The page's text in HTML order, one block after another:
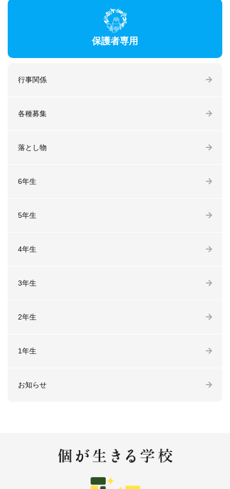
保護者専用
行事関係
各種募集
落とし物
6年生
5年生
4年生
3年生
2年生
1年生
お知らせ